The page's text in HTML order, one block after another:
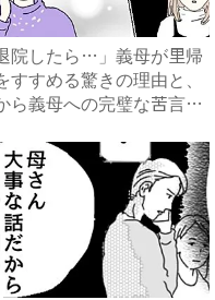
院したら…」義母が里帰
すすめる驚きの理由と、
ら義母への完璧な苦言